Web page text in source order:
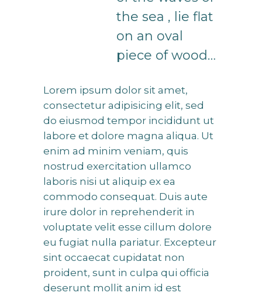
the sea , lie flat
on an oval
piece of wood…
Lorem ipsum dolor sit amet,
consectetur adipisicing elit, sed
do eiusmod tempor incididunt ut
labore et dolore magna aliqua. Ut
enim ad minim veniam, quis
nostrud exercitation ullamco
laboris nisi ut aliquip ex ea
commodo consequat. Duis aute
irure dolor in reprehenderit in
voluptate velit esse cillum dolore
eu fugiat nulla pariatur. Excepteur
sint occaecat cupidatat non
proident, sunt in culpa qui officia
deserunt mollit anim id est